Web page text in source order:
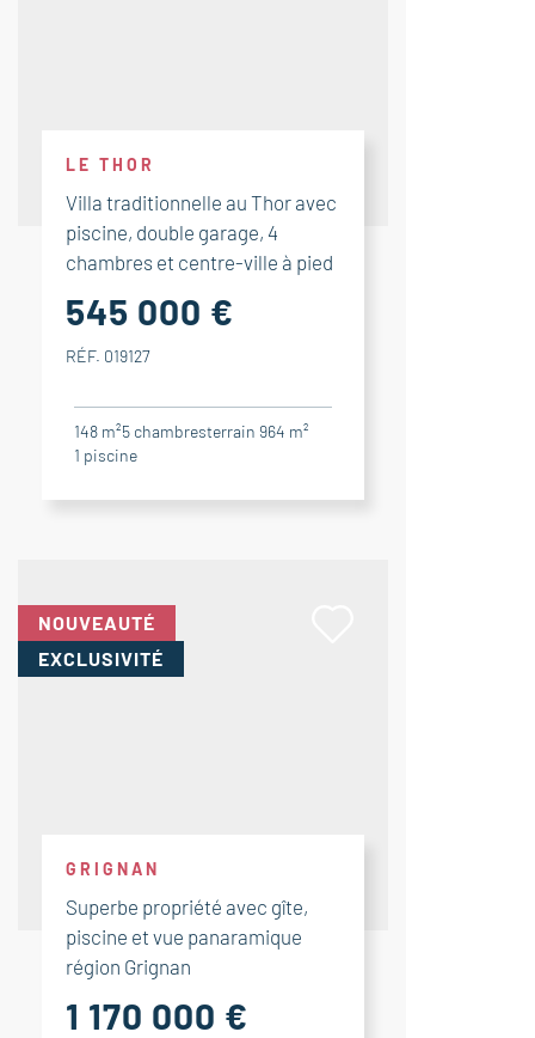
LE THOR
Villa traditionnelle au Thor avec
piscine, double garage, 4
chambres et centre-ville à pied
545 000 €
RÉF. 019127
148 m²5 chambresterrain 964 m²
1 piscine
NOUVEAUTÉ
EXCLUSIVITÉ
GRIGNAN
Superbe propriété avec gîte,
piscine et vue panaramique
région Grignan
1 170 000 €